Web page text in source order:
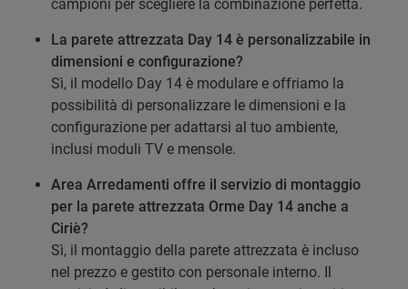
campioni per scegliere la combinazione perfetta.
La parete attrezzata Day 14 è personalizzabile in
dimensioni e configurazione?
Sì, il modello Day 14 è modulare e offriamo la
possibilità di personalizzare le dimensioni e la
configurazione per adattarsi al tuo ambiente,
inclusi moduli TV e mensole.
Area Arredamenti offre il servizio di montaggio
per la parete attrezzata Orme Day 14 anche a
Ciriè?
Sì, il montaggio della parete attrezzata è incluso
nel prezzo e gestito con personale interno. Il